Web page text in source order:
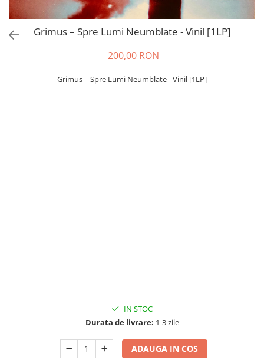
Grimus – Spre Lumi Neumblate - Vinil [1LP]
200,00 RON
Grimus – Spre Lumi Neumblate - Vinil [1LP]
IN STOC
Durata de livrare: 1-3 zile
ADAUGA IN COS